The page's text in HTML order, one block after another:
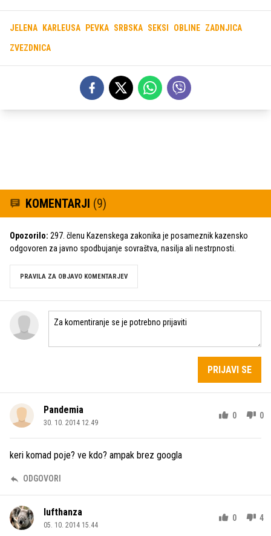
JELENA KARLEUSA PEVKA SRBSKA SEKSI OBLINE ZADNJICA
ZVEZDNICA
KOMENTARJI (9)
Opozorilo: 297. členu Kazenskega zakonika je posameznik kazensko
odgovoren za javno spodbujanje sovraštva, nasilja ali nestrpnosti.
PRAVILA ZA OBJAVO KOMENTARJEV
PRIJAVI SE
Pandemia
30. 10. 2014 12.49
0 0
keri komad poje? ve kdo? ampak brez googla
ODGOVORI
lufthanza
05. 10. 2014 15.44
0 4